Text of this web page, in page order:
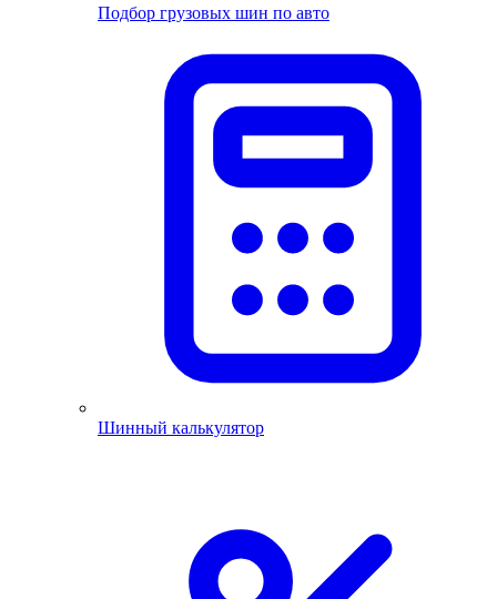
Подбор грузовых шин по авто
Шинный калькулятор